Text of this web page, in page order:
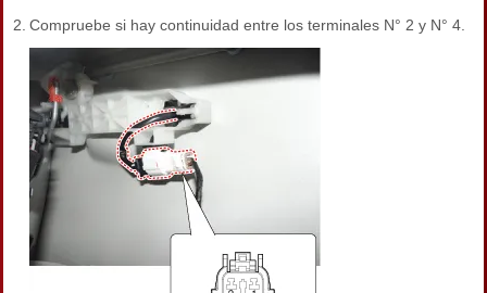
2. Compruebe si hay continuidad entre los terminales N° 2 y N° 4.